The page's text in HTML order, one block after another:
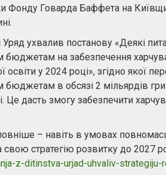
Фонду Говарда Баффета на
ухвалив постанову «Деякі
бюджетам на забезпечення
освіти у 2024 році», згідно якої
бюджетам в обсязі 2 мільярдів
Це дасть змогу забезпечити
– навіть в умовах
свою стратегію розвитку до 2027
z-ditinstva-urjad-uhvaliv-